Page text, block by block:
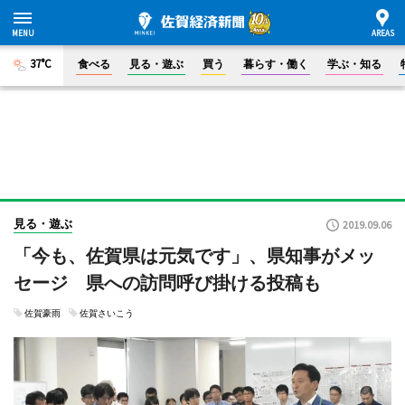
37°C 食べる 見る・遊ぶ 買う 暮らす・働く 学ぶ・知る
見る・遊ぶ 2019.09.06
「今も、佐賀県は元気です」、県知事がメッ
セージ 県への訪問呼び掛ける投稿も
佐賀豪雨 佐賀さいこう